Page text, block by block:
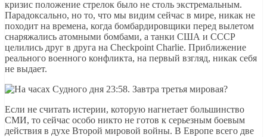
кризис положение стрелок было не столь экстремальным.
Парадоксально, но то, что мы видим сейчас в мире, никак не
походит на времена, когда бомбардировщики перед вылетом
снаряжались атомными бомбами, а танки США и СССР
целились друг в друга на Checkpoint Charlie. Приближение
реального военного конфликта, на первый взгляд, никак себя
не выдает.
Если не считать истерии, которую нагнетает большинство
СМИ, то сейчас особо никто не готов к серьезным боевым
действия в духе Второй мировой войны. В Европе всего две